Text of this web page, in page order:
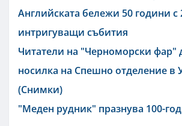
Английската бележи 50 години с
интригуващи събития
Читатели на "Черноморски фар"
носилка на Спешно отделение в
(Снимки)
"Меден рудник" празнува 100-